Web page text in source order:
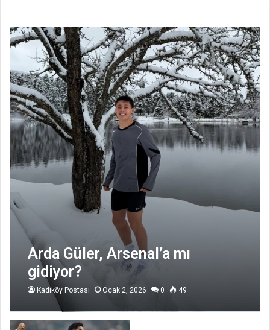
Arda Güler, Arsenal’a mı
gidiyor?
Kadıköy Postası Ocak 2, 2026 0 49